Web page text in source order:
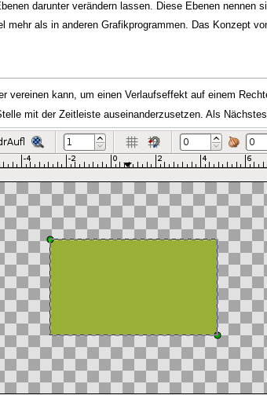
darunter verändern lassen. Diese Ebenen nennen
als in anderen Grafikprogrammen. Das Konzept
kann, um einen Verlaufseffekt auf einem
mit der Zeitleiste auseinanderzusetzen. Als